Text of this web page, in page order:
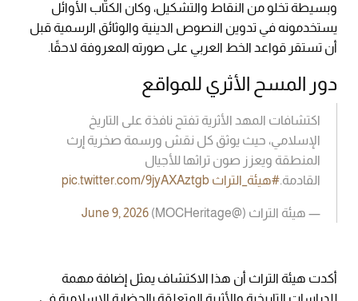
وبسيطة تخلو من النقاط والتشكيل، وكان الكتّاب الأوائل
يستخدمونه في تدوين النصوص الدينية والوثائق الرسمية قبل
أن تستقر قواعد الخط العربي على صورته المعروفة لاحقًا.
دور المسح الأثري للمواقع
اكتشافات المهد الأثرية تفتح نافذة على التاريخ
الإسلامي، حيث يوثق كل نقش ورسمة صخرية إرث
المنطقة ويعزز صون تراثها للأجيال
القادمة.#هيئة_التراث pic.twitter.com/9jyAXAztgb
— هيئة التراث (@MOCHeritage) June 9, 2026
أكدت هيئة التراث أن هذا الاكتشاف يمثل إضافة مهمة